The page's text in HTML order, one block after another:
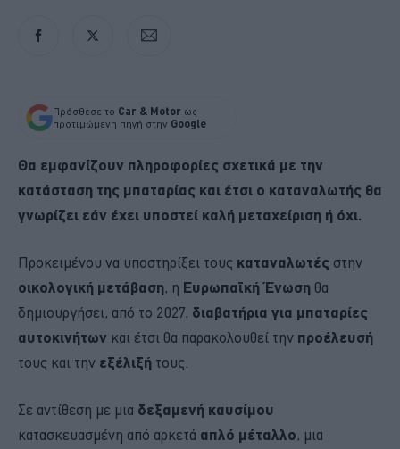
Πρόσθεσε το Car & Motor ως
προτιμώμενη πηγή στην Google
Θα εμφανίζουν πληροφορίες σχετικά με την
κατάσταση της μπαταρίας και έτσι ο καταναλωτής θα
γνωρίζει εάν έχει υποστεί καλή μεταχείριση ή όχι.
Προκειμένου να υποστηρίξει τους καταναλωτές στην
οικολογική μετάβαση, η Ευρωπαϊκή Ένωση θα
δημιουργήσει, από το 2027, διαβατήρια για μπαταρίες
αυτοκινήτων και έτσι θα παρακολουθεί την προέλευσή
τους και την εξέλιξή τους.
Σε αντίθεση με μια δεξαμενή καυσίμου
κατασκευασμένη από αρκετά απλό μέταλλο, μια